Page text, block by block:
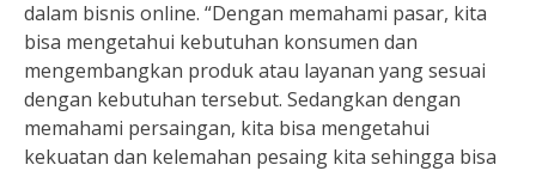
dalam bisnis online. “Dengan memahami pasar, kita
bisa mengetahui kebutuhan konsumen dan
mengembangkan produk atau layanan yang sesuai
dengan kebutuhan tersebut. Sedangkan dengan
memahami persaingan, kita bisa mengetahui
kekuatan dan kelemahan pesaing kita sehingga bisa